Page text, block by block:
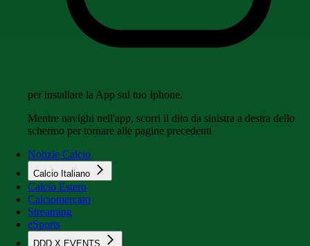
per installare la App sul tuo Iphone.
Mentre navighi nell'app, scorri il dito da sinistra a destra dello
schermo per tornare alle pagine precedenti
Notizie Calcio
Calcio Italiano
Calcio Estero
Calciomercato
Streaming
eSports
DDD X EVENTS